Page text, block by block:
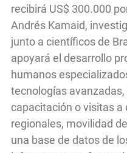
recibirá US$ 300.000
Andrés Kamaid,
junto a científicos de
apoyará el desarrollo
humanos
tecnologías
capacitación o visitas a
regionales, movilidad
una base de datos de